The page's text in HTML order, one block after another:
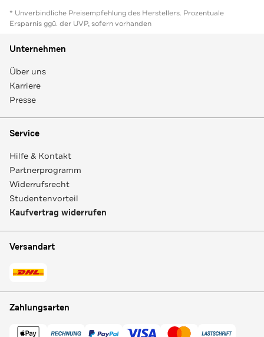
* Unverbindliche Preisempfehlung des Herstellers. Prozentuale
Ersparnis ggü. der UVP, sofern vorhanden
Unternehmen
Über uns
Karriere
Presse
Service
Hilfe & Kontakt
Partnerprogramm
Widerrufsrecht
Studentenvorteil
Kaufvertrag widerrufen
Versandart
Zahlungsarten